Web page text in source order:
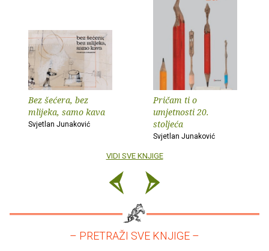
Bez šećera, bez
mlijeka, samo kava
Svjetlan Junaković
Pričam ti o
umjetnosti 20.
stoljeća
Svjetlan Junaković
VIDI SVE KNJIGE
– PRETRAŽI SVE KNJIGE –